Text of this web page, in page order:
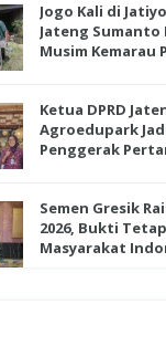
Jogo Kali di
Jateng
Musim Kemarau
Ketua DPRD
Agroedupark
Penggerak
Semen Gresik
2026, Bukti
Masyarakat